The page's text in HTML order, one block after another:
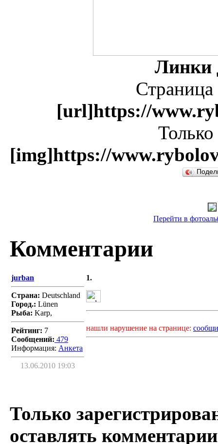
Линки
[url]https://
[img]https://
Перейти в
Комментарии
jurban
Страна: Deutschland
Город.: Lünen
Рыба: Karp,
Рейтинг: 7
Сообщений: 479
Информация: Aнкета
13.06.2010 19:03
1.
нашли нарушение на странице:
Только
оставлять